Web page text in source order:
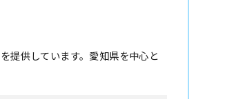
提供しています。愛知県を中心と